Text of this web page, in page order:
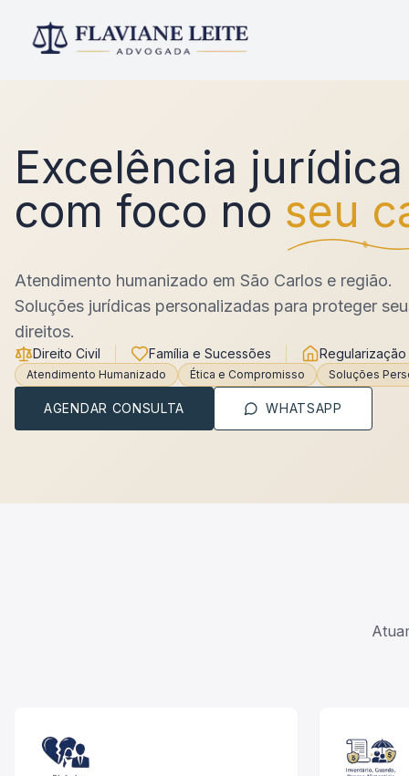
Excelência jurídica
com foco no seu
Atendimento humanizado em São Carlos e região.
Soluções jurídicas personalizadas para proteger
direitos.
Direito Civil Família e Sucessões Regularização
Atendimento Humanizado Ética e Compromisso Soluções
AGENDAR CONSULTA WHATSAPP